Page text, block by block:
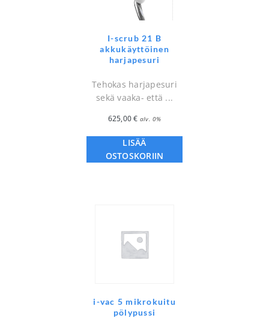
I-scrub 21 B
akkukäyttöinen
harjapesuri
Tehokas harjapesuri
sekä vaaka- että ...
625,00€ alv. 0%
LISÄÄ
OSTOSKORIIN
i-vac 5 mikrokuitu
pölypussi